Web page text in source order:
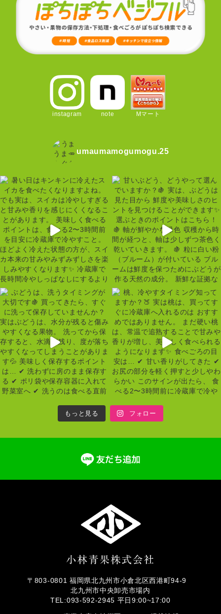
instagram note Mマート
umaumamogumogu.25
もっと見る フォロー
〒803-0801 福岡県北九州市小倉北区西港町94-9
北九州市中央卸売市場内
TEL:093-592-2945 平日9:00~17:00